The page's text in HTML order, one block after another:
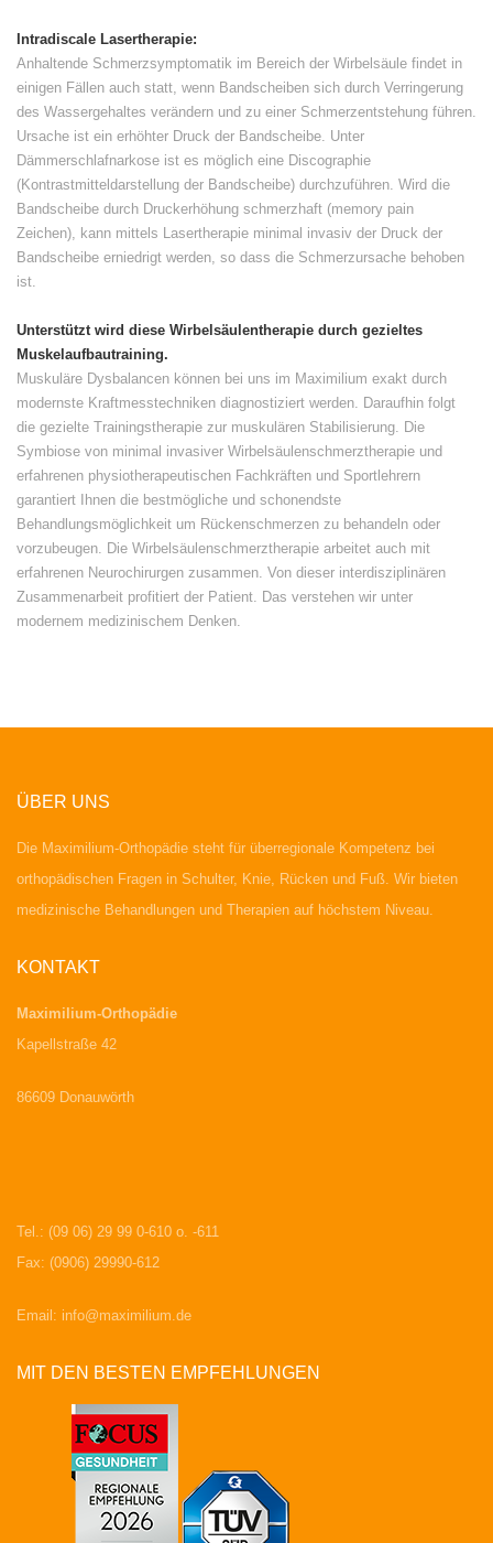
Intradiscale Lasertherapie:
Anhaltende Schmerzsymptomatik im Bereich der Wirbelsäule findet in
einigen Fällen auch statt, wenn Bandscheiben sich durch Verringerung
des Wassergehaltes verändern und zu einer Schmerzentstehung führen.
Ursache ist ein erhöhter Druck der Bandscheibe. Unter
Dämmerschlafnarkose ist es möglich eine Discographie
(Kontrastmitteldarstellung der Bandscheibe) durchzuführen. Wird die
Bandscheibe durch Druckerhöhung schmerzhaft (memory pain
Zeichen), kann mittels Lasertherapie minimal invasiv der Druck der
Bandscheibe erniedrigt werden, so dass die Schmerzursache behoben
ist.
Unterstützt wird diese Wirbelsäulentherapie durch gezieltes
Muskelaufbautraining.
Muskuläre Dysbalancen können bei uns im Maximilium exakt durch
modernste Kraftmesstechniken diagnostiziert werden. Daraufhin folgt
die gezielte Trainingstherapie zur muskulären Stabilisierung. Die
Symbiose von minimal invasiver Wirbelsäulenschmerztherapie und
erfahrenen physiotherapeutischen Fachkräften und Sportlehrern
garantiert Ihnen die bestmögliche und schonendste
Behandlungsmöglichkeit um Rückenschmerzen zu behandeln oder
vorzubeugen. Die Wirbelsäulenschmerztherapie arbeitet auch mit
erfahrenen Neurochirurgen zusammen. Von dieser interdisziplinären
Zusammenarbeit profitiert der Patient. Das verstehen wir unter
modernem medizinischem Denken.
ÜBER UNS
Die Maximilium-Orthopädie steht für überregionale Kompetenz bei
orthopädischen Fragen in Schulter, Knie, Rücken und Fuß. Wir bieten
medizinische Behandlungen und Therapien auf höchstem Niveau.
KONTAKT
Maximilium-Orthopädie
Kapellstraße 42
86609 Donauwörth
Tel.: (09 06) 29 99 0-610 o. -611
Fax: (0906) 29990-612
Email: info@maximilium.de
MIT DEN BESTEN EMPFEHLUNGEN